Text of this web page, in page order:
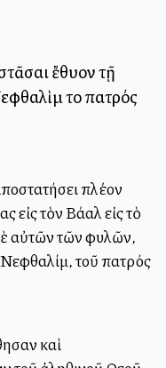
ἔθυον τῇ
τοῦ πατρός
πλέον
εἰς τὸν Βάαλ εἰς τὸ
αὐτῶν τῶν φυλῶν,
τοῦ πατρός
καὶ